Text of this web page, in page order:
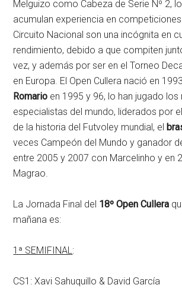
Melguizo como Cabeza de Serie Nº 2,
acumulan experiencia en
Circuito Nacional son una incógnita en
rendimiento, debido a que compiten
vez, y además por ser en el Torneo
en Europa. El Open Cullera nació en
Romario en 1995 y 96, lo han jugado los
especialistas del mundo, liderados por
de la historia del Futvoley mundial, el
veces Campeón del Mundo y ganador
entre 2005 y 2007 con Marcelinho y en
Magrao.
La Jornada Final del 18º Open Cullera
mañana es:
1ª SEMIFINAL:
CS1: Xavi Sahuquillo & David García